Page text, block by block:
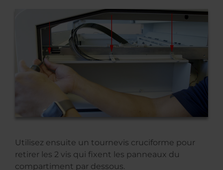
Utilisez ensuite un tournevis cruciforme pour
retirer les 2 vis qui fixent les panneaux du
compartiment par dessous.